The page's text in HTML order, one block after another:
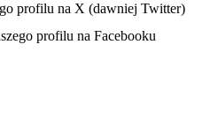
profilu na X (dawniej Twitter)
w nowej karcieprofilu na Facebooku